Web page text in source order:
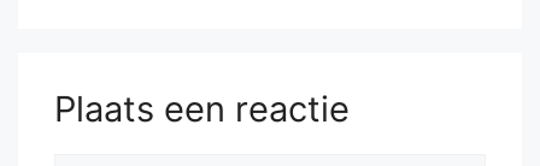
Plaats een reactie